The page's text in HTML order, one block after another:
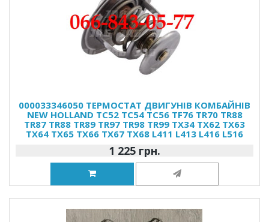
000033346050 ТЕРМОСТАТ ДВИГУНІВ КОМБАЙНІВ
NEW HOLLAND TC52 TC54 TC56 TF76 TR70 TR88
TR87 TR88 TR89 TR97 TR98 TR99 TX34 TX62 TX63
TX64 TX65 TX66 TX67 TX68 L411 L413 L416 L516
1 225 грн.